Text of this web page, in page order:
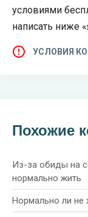
условиями
написать ниже
УСЛОВИЯ
Похожие
Из-за обиды на
нормально жить
Нормально ли не